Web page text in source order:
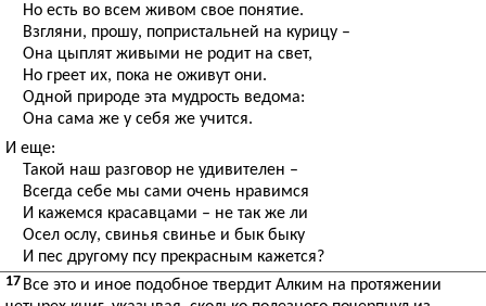
Но есть во всем живом свое понятие.
Взгляни, прошу, попристальней на курицу –
Она цыплят живыми не родит на свет,
Но греет их, пока не оживут они.
Одной природе эта мудрость ведома:
Она сама же у себя же учится.
И еще:
Такой наш разговор не удивителен –
Всегда себе мы сами очень нравимся
И кажемся красавцами – не так же ли
Осел ослу, свинья свинье и бык быку
И пес другому псу прекрасным кажется?
17 Все это и иное подобное твердит Алким на протяжении